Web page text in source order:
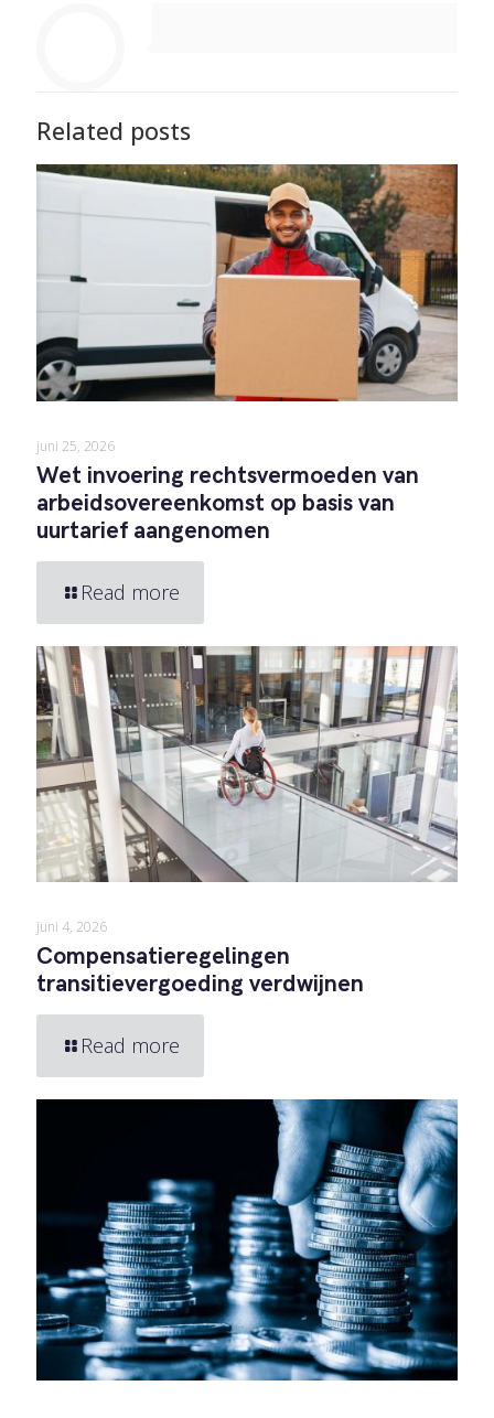
Related posts
juni 25, 2026
Wet invoering rechtsvermoeden van
arbeidsovereenkomst op basis van
uurtarief aangenomen
Read more
juni 4, 2026
Compensatieregelingen
transitievergoeding verdwijnen
Read more